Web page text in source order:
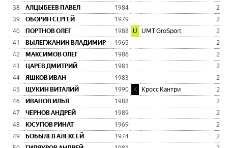
38
АЛЦЫБЕЕВ ПАВЕЛ 1984
39
ОБОРИН СЕРГЕЙ 1979
40
ПОРТНОВ ОЛЕГ 1988 U UMT GroSport
41
ВЫЛЕГЖАНИН ВЛАДИМИР 1965
42
МАКСИМОВ ОЛЕГ 1986
43
ЦАРЕВ ДМИТРИЙ 1981
44
ЯШКОВ ИВАН 1983
45
ЩУКИН ВИТАЛИЙ 1990 К Кросс Кантри
46
ИВАНОВ ИЛЬЯ 1988
47
ЧЕРНОВ АНДРЕЙ 1989
48
ЮСУПОВ РИНАТ 1969
49
БОБЫЛЕВ АЛЕКСЕЙ 1974